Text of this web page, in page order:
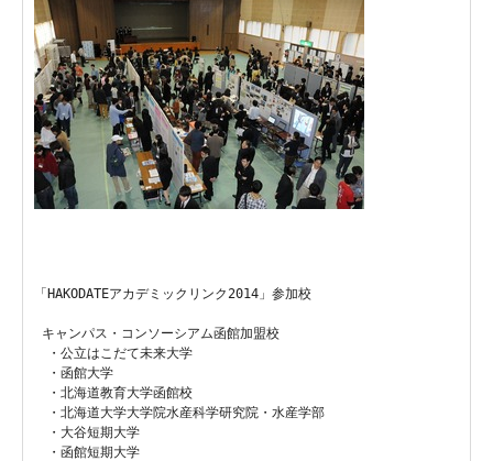
「HAKODATEアカデミックリンク2014」参加校
キャンパス・コンソーシアム函館加盟校
・公立はこだて未来大学
・函館大学
・北海道教育大学函館校
・北海道大学大学院水産科学研究院・水産学部
・大谷短期大学
・函館短期大学